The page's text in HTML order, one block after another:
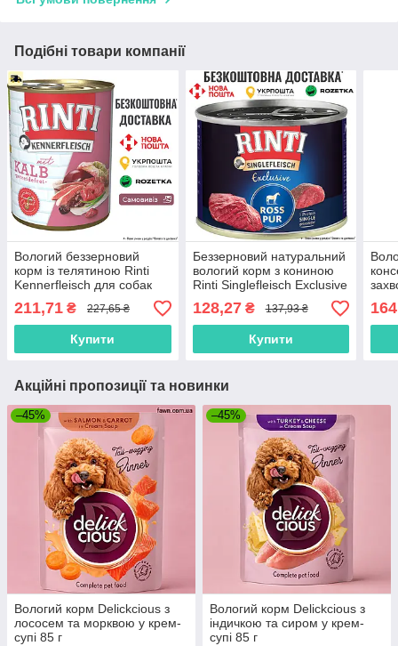
Подібні товари компанії
Вологий беззерновий
корм із телятиною Rinti
Kennerfleisch для собак
800 г
211,71 ₴ 227,65 ₴
Купити
Беззерновий натуральний
вологий корм з кониною
Rinti Singlefleisch Exclusive
Ross Pur 185г
128,27₴ 137,93 ₴
Купити
Акційні пропозиції та новинки
–45%
Вологий корм Delickcious з
лососем та морквою у крем-
супі 85 г
–45%
Вологий корм Delickcious з
індичкою та сиром у крем-
супі 85 г